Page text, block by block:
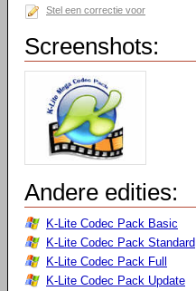
Stel een correctie voor
Screenshots:
Andere edities:
K-Lite Codec Pack Basic
K-Lite Codec Pack Standard
K-Lite Codec Pack Full
K-Lite Codec Pack Update